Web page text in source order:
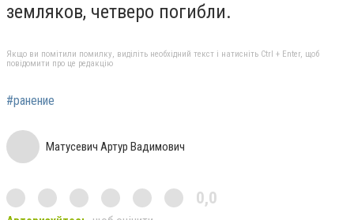
земляков, четверо погибли.
Якщо ви помітили помилку, виділіть необхідний текст і натисніть Ctrl + Enter, щоб
повідомити про це редакцію
#ранение
Матусевич Артур Вадимович
0,0